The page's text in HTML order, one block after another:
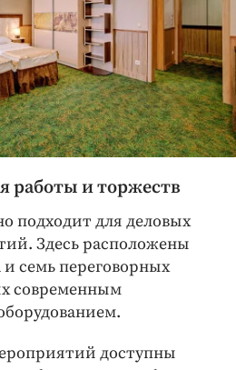
работы и торжеств
подходит для деловых
Здесь расположены
семь переговорных
современным
доступны